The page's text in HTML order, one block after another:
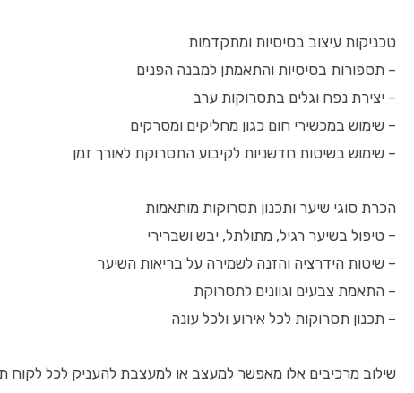
טכניקות עיצוב בסיסיות ומתקדמות
– תספורות בסיסיות והתאמתן למבנה הפנים
– יצירת נפח וגלים בתסרוקות ערב
– שימוש במכשירי חום כגון מחליקים ומסרקים
– שימוש בשיטות חדשניות לקיבוע התסרוקת לאורך זמן
הכרת סוגי שיער ותכנון תסרוקות מותאמות
– טיפול בשיער רגיל, מתולתל, יבש ושברירי
– שיטות הידרציה והזנה לשמירה על בריאות השיער
– התאמת צבעים וגוונים לתסרוקת
– תכנון תסרוקות לכל אירוע ולכל עונה
שילוב מרכיבים אלו מאפשר למעצב או למעצבת להעניק לכל לקוח